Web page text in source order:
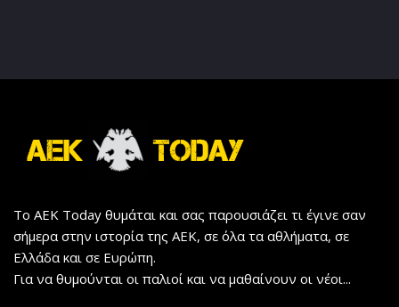
Το AEK Today θυμάται και σας παρουσιάζει τι έγινε σαν
σήμερα στην ιστορία της ΑΕΚ, σε όλα τα αθλήματα, σε
Ελλάδα και σε Ευρώπη.
Για να θυμούνται οι παλιοί και να μαθαίνουν οι νέοι...